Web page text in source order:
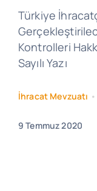
Türkiye
Kontrolleri
Sayılı Yazı
İhracat Mevzuatı
9 Temmuz 2020